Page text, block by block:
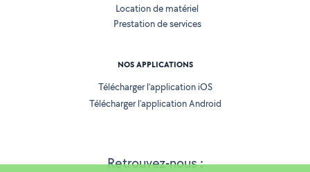
Retrouvez-nous :
Location de matériel
Prestation de services
NOS APPLICATIONS
Télécharger l’application iOS
Télécharger l’application Android